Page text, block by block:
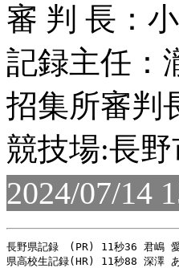
審 判 長：
記録主任：
招集所審判
競技場:長
2024/07/14
長野県記録　(PR) 11秒36 君嶋
県高校生記録(HR) 11秒88 深澤